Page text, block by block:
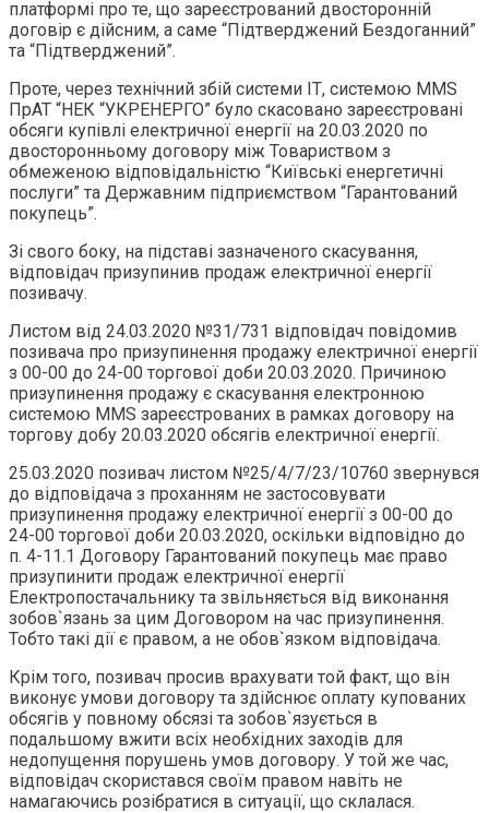
платформі про те, що зареєстрований двосторонній
договір є дійсним, а саме “Підтверджений Бездоганний”
та “Підтверджений”.
Проте, через технічний збій системи ІТ, системою MMS
ПрАТ “НЕК “УКРЕНЕРГО” було скасовано зареєстровані
обсяги купівлі електричної енергії на 20.03.2020 по
двосторонньому договору між Товариством з
обмеженою відповідальністю “Київські енергетичні
послуги” та Державним підприємством “Гарантований
покупець”.
Зі свого боку, на підставі зазначеного скасування,
відповідач призупинив продаж електричної енергії
позивачу.
Листом від 24.03.2020 №31/731 відповідач повідомив
позивача про призупинення продажу електричної енергії
з 00-00 до 24-00 торгової доби 20.03.2020. Причиною
призупинення продажу є скасування електронною
системою MMS зареєстрованих в рамках договору на
торгову добу 20.03.2020 обсягів електричної енергії.
25.03.2020 позивач листом №25/4/7/23/10760 звернувся
до відповідача з проханням не застосовувати
призупинення продажу електричної енергії з 00-00 до
24-00 торгової доби 20.03.2020, оскільки відповідно до
п. 4-11.1 Договору Гарантований покупець має право
призупинити продаж електричної енергії
Електропостачальнику та звільняється від виконання
зобов`язань за цим Договором на час призупинення.
Тобто такі дії є правом, а не обов`язком відповідача.
Крім того, позивач просив врахувати той факт, що він
виконує умови договору та здійснює оплату купованих
обсягів у повному обсязі та зобов`язується в
подальшому вжити всіх необхідних заходів для
недопущення порушень умов договору. У той же час,
відповідач скористався своїм правом навіть не
намагаючись розібратися в ситуації, що склалася.